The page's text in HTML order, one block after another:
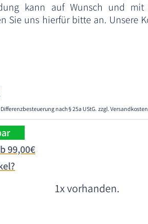
kann auf Wunsch und mit
Sie uns hierfür bitte an. Unsere
nach § 25a UStG. zzgl. Versandkosten
99,00€
1x vorhanden.